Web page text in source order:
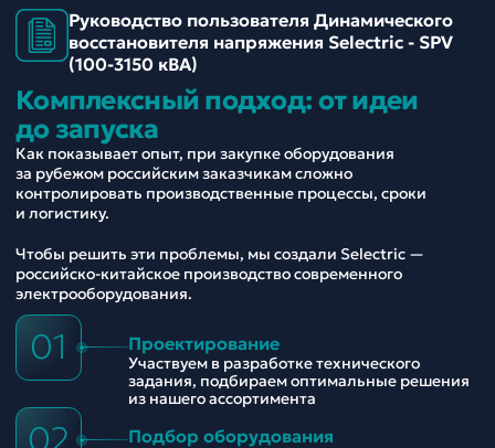
Руководство пользователя Динамического
восстановителя напряжения Selectric - SPV
(100-3150 кВА)
Комплексный подход: от идеи
до запуска
Как показывает опыт, при закупке оборудования
за рубежом российским заказчикам сложно
контролировать производственные процессы, сроки
и логистику.
Чтобы решить эти проблемы, мы создали Selectric —
российско-китайское производство современного
электрооборудования.
01 Проектирование
Участвуем в разработке технического
задания, подбираем оптимальные решения
из нашего ассортимента
Подбор оборудования